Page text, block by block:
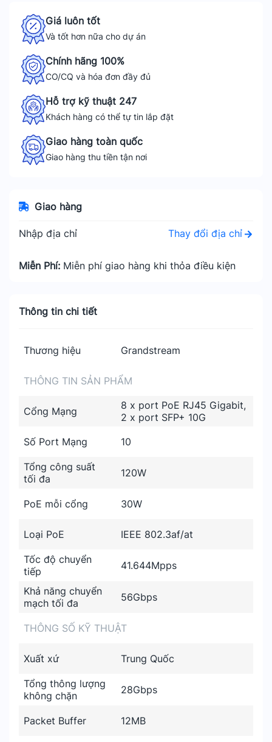
Giá luôn tốt
Và tốt hơn nữa cho dự án
Chính hãng 100%
CO/CQ và hóa đơn đầy đủ
Hỗ trợ kỹ thuật 247
Khách hàng có thể tự tin lắp đặt
Giao hàng toàn quốc
Giao hàng thu tiền tận nơi
Giao hàng
Nhập địa chỉ Thay đổi địa chỉ
Miễn Phí: Miễn phí giao hàng khi thỏa điều kiện
Thông tin chi tiết
Thương hiệu Grandstream
THÔNG TIN SẢN PHẨM
Cổng Mạng
8 x port PoE RJ45 Gigabit,
2 x port SFP+ 10G
Số Port Mạng
10
Tổng công suất
tối đa
120W
PoE mỗi cổng 30W
Loại PoE IEEE 802.3af/at
Tốc độ chuyển
tiếp
41.644Mpps
Khả năng chuyển
mạch tối đa
56Gbps
THÔNG SỐ KỸ THUẬT
Xuất xứ Trung Quốc
Tổng thông lượng
không chặn
28Gbps
Packet Buffer 12MB